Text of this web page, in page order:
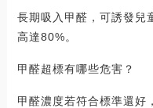
長期吸入甲醛，可誘發兒
高達80%。
甲醛超標有哪些危害？
甲醛濃度若符合標準還好